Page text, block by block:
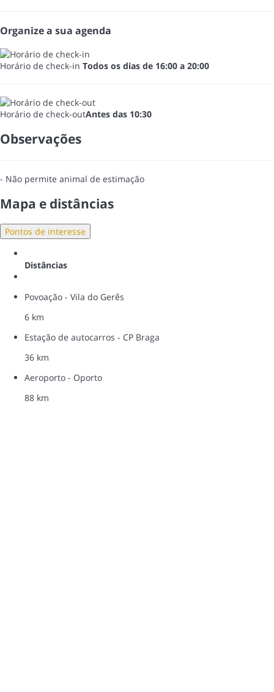
Organize a sua agenda
Horário de check-in Todos os dias de 16:00 a 20:00
Horário de check-outAntes das 10:30
Observações
- Não permite animal de estimação
Mapa e distâncias
Pontos de interesse
Distâncias
Povoação - Vila do Gerês
6 km
Estação de autocarros - CP Braga
36 km
Aeroporto - Oporto
88 km